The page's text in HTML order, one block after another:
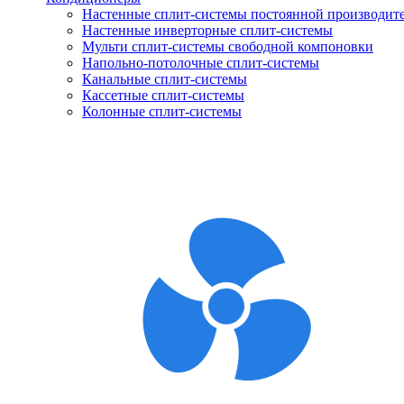
Настенные сплит-системы постоянной
Настенные инверторные сплит-системы
Мульти сплит-системы свободной компоновки
Напольно-потолочные сплит-системы
Канальные сплит-системы
Кассетные сплит-системы
Колонные сплит-системы